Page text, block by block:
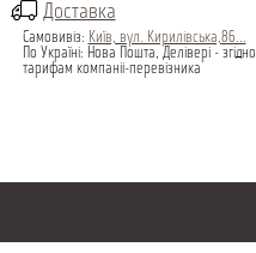
Доставка
Самовивіз: Київ, вул. Кирилівська,86...
По Україні: Нова Пошта, Делівері - згідно
тарифам компаніі-перевізника